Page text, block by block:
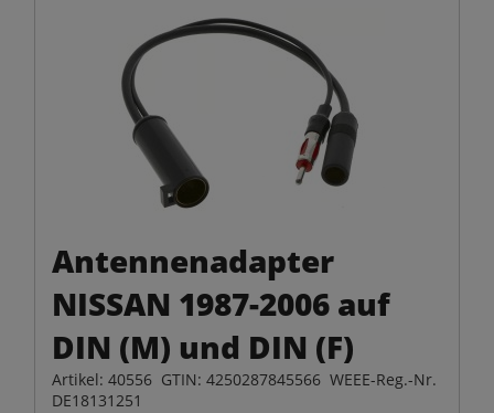
Antennenadapter
NISSAN 1987-2006 auf
DIN (M) und DIN (F)
Artikel: 40556 GTIN: 4250287845566 WEEE-Reg.-Nr.
DE18131251